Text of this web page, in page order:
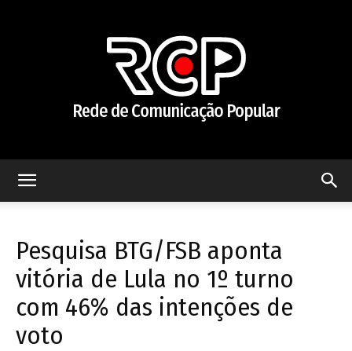
Pesquisa BTG/FSB aponta
vitória de Lula no 1º turno
com 46% das intenções de
voto